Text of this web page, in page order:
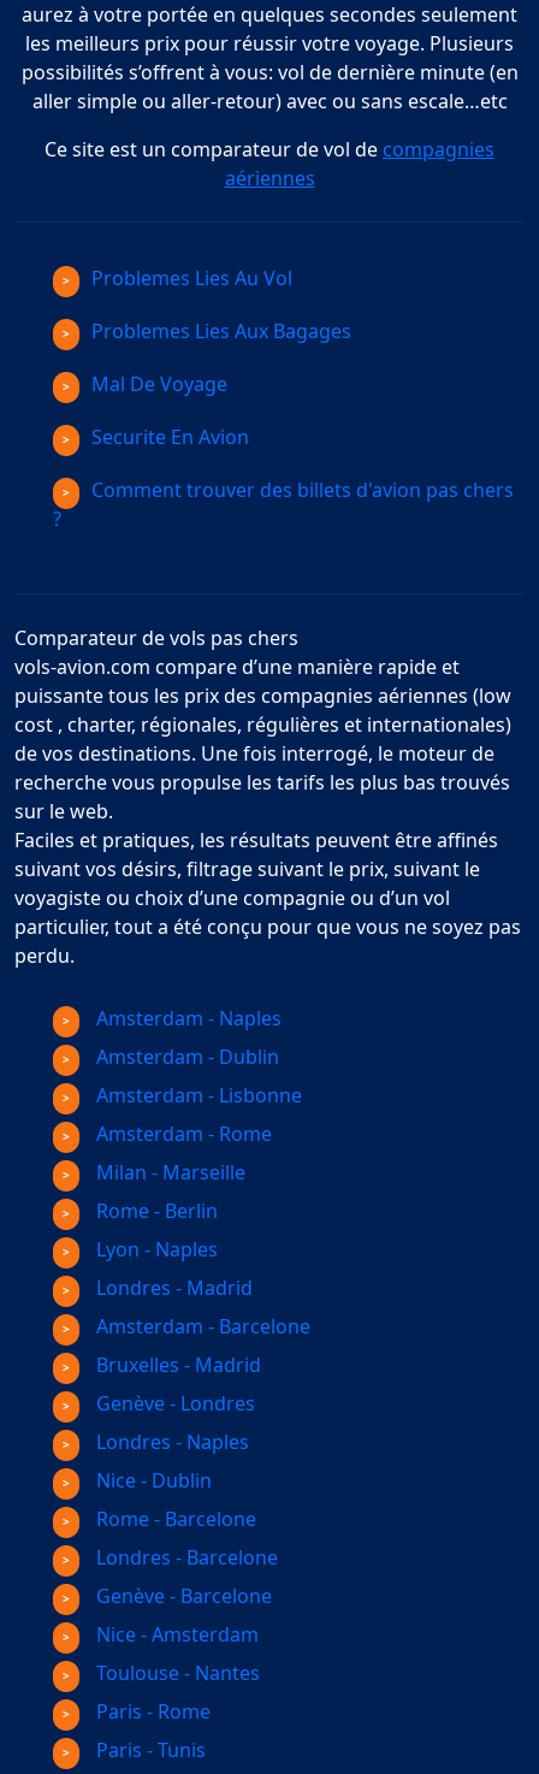
aurez à votre portée en quelques secondes seulement
les meilleurs prix pour réussir votre voyage. Plusieurs
possibilités s’offrent à vous: vol de dernière minute (en
aller simple ou aller-retour) avec ou sans escale…etc
Ce site est un comparateur de vol de compagnies
aériennes
Problemes Lies Au Vol
Problemes Lies Aux Bagages
Mal De Voyage
Securite En Avion
Comment trouver des billets d'avion pas chers
?
Comparateur de vols pas chers
vols-avion.com compare d’une manière rapide et
puissante tous les prix des compagnies aériennes (low
cost , charter, régionales, régulières et internationales)
de vos destinations. Une fois interrogé, le moteur de
recherche vous propulse les tarifs les plus bas trouvés
sur le web.
Faciles et pratiques, les résultats peuvent être affinés
suivant vos désirs, filtrage suivant le prix, suivant le
voyagiste ou choix d’une compagnie ou d’un vol
particulier, tout a été conçu pour que vous ne soyez pas
perdu.
Amsterdam - Naples
Amsterdam - Dublin
Amsterdam - Lisbonne
Amsterdam - Rome
Milan - Marseille
Rome - Berlin
Lyon - Naples
Londres - Madrid
Amsterdam - Barcelone
Bruxelles - Madrid
Genève - Londres
Londres - Naples
Nice - Dublin
Rome - Barcelone
Londres - Barcelone
Genève - Barcelone
Nice - Amsterdam
Toulouse - Nantes
Paris - Rome
Paris - Tunis